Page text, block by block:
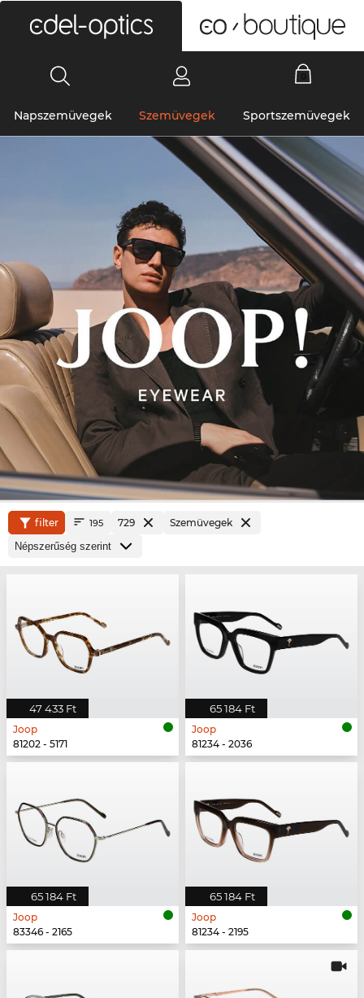
Napszemüvegek Szemüvegek Sportszemüvegek
filter 195 729 Szemüvegek
47 433 Ft
Joop
81202 - 5171
65 184 Ft
Joop
81234 - 2036
65 184 Ft
Joop
83346 - 2165
65 184 Ft
Joop
81234 - 2195